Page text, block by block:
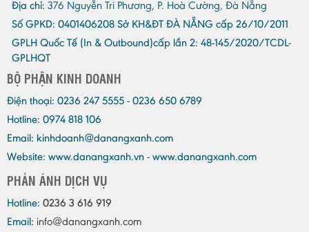
Địa chỉ: 376 Nguyễn Tri Phương, P. Hoà Cường, Đà Nẵng
Số GPKD: 0401406208 Sở KH&ĐT ĐÀ NẴNG cấp 26/10/2011
GPLH Quốc Tế (In & Outbound)cấp lần 2: 48-145/2020/TCDL-
GPLHQT
BỘ PHẬN KINH DOANH
Điện thoại: 0236 247 5555 - 0236 650 6789
Hotline: 0974 818 106
Email: kinhdoanh@danangxanh.com
Website: www.danangxanh.vn - www.danangxanh.com
PHẢN ÁNH DỊCH VỤ
Hotline: 0236 3 616 919
Email: info@danangxanh.com